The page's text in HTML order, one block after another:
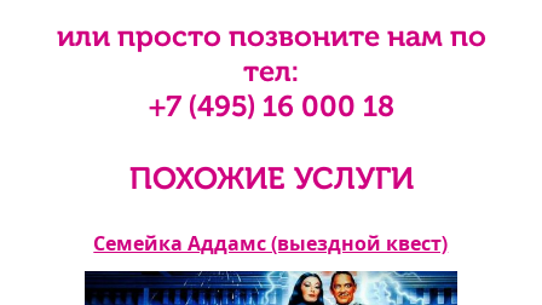
или просто позвоните нам по
тел:
+7 (495) 16 000 18
ПОХОЖИЕ УСЛУГИ
Семейка Аддамс (выездной квест)